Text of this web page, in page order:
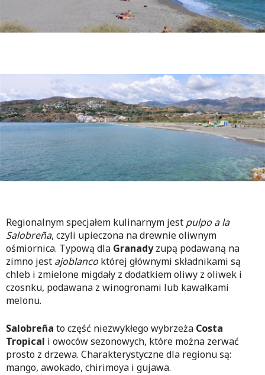
Regionalnym specjałem kulinarnym jest pulpo a la
Salobreña, czyli upieczona na drewnie oliwnym
ośmiornica. Typową dla Granadyzupą podawaną na
zimno jest ajoblanco której głównymi składnikami są
chleb i zmielone migdały z dodatkiem oliwy z oliwek i
czosnku, podawana z winogronami lub kawałkami
melonu.
Salobreña to część niezwykłego wybrzeża Costa
Tropical i owoców sezonowych, które można zerwać
prosto z drzewa. Charakterystyczne dla regionu są:
mango, awokado, chirimoya i gujawa.